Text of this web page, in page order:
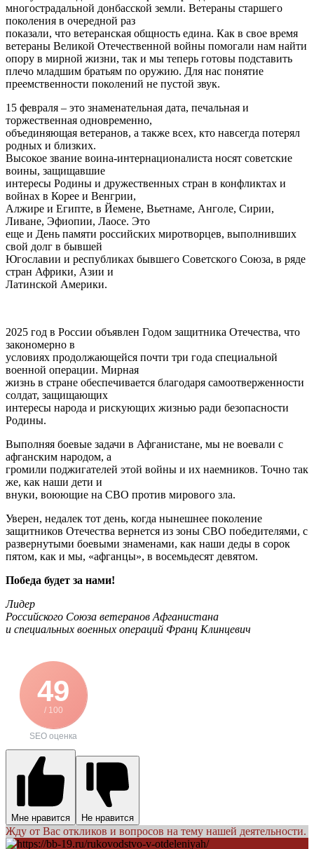
многострадальной донбасской земли. Ветераны старшего
поколения в очередной раз
показали, что ветеранская общность едина. Как в свое время
ветераны Великой Отечественной войны помогали нам найти
опору в мирной жизни, так и мы теперь готовы подставить
плечо младшим братьям по оружию. Для нас понятие
преемственности поколений не пустой звук.
15 февраля – это знаменательная дата, печальная и
торжественная одновременно,
объединяющая ветеранов, а также всех, кто навсегда потерял
родных и близких.
Высокое звание воина-интернационалиста носят советские
воины, защищавшие
интересы Родины и дружественных стран в конфликтах и
войнах в Корее и Венгрии,
Алжире и Египте, в Йемене, Вьетнаме, Анголе, Сирии,
Ливане, Эфиопии, Лаосе. Это
еще и День памяти российских миротворцев, выполнивших
свой долг в бывшей
Югославии и республиках бывшего Советского Союза, в ряде
стран Африки, Азии и
Латинской Америки.
2025 год в России объявлен Годом защитника Отечества, что
закономерно в
условиях продолжающейся почти три года специальной
военной операции. Мирная
жизнь в стране обеспечивается благодаря самоотверженности
солдат, защищающих
интересы народа и рискующих жизнью ради безопасности
Родины.
Выполняя боевые задачи в Афганистане, мы не воевали с
афганским народом, а
громили поджигателей этой войны и их наемников. Точно так
же, как наши дети и
внуки, воюющие на СВО против мирового зла.
Уверен, недалек тот день, когда нынешнее поколение
защитников Отечества вернется из зоны СВО победителями, с
развернутыми боевыми знаменами, как наши деды в сорок
пятом, как и мы, «афганцы», в восемьдесят девятом.
Победа будет за нами!
Лидер
Российского Союза ветеранов Афганистана
и специальных военных операций Франц Клинцевич
49
/ 100
SEO оценка
Мне нравится Не нравится
Жду от Вас откликов и вопросов на тему нашей деятельности.